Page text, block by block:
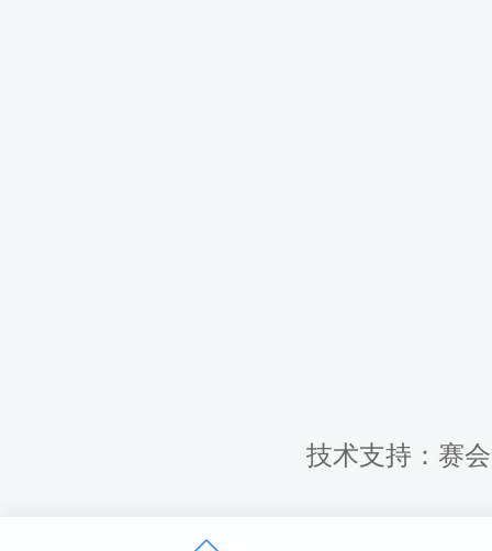
技术支持：赛